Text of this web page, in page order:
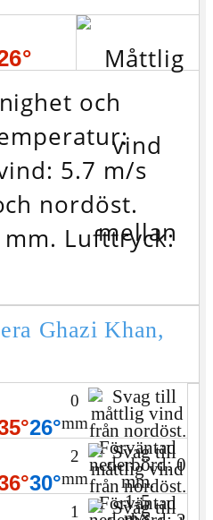
och
5.7 m/s
nordöst.
Lufttryck:
Ghazi Khan,
26°
30°
0
mm
2
mm
1
1-5